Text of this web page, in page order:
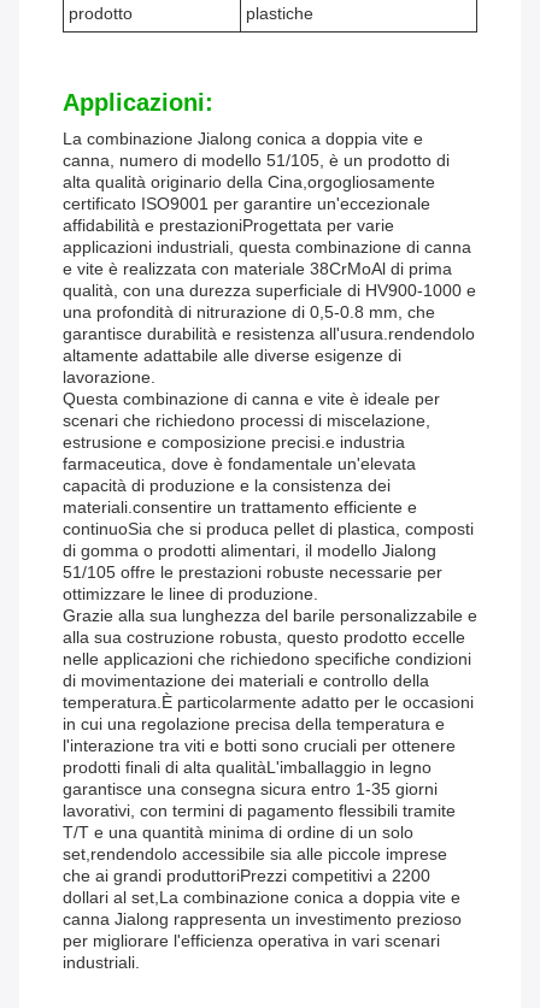
prodotto
plastiche
Applicazioni:
La combinazione Jialong conica a doppia vite e
canna, numero di modello 51/105, è un prodotto di
alta qualità originario della Cina,orgogliosamente
certificato ISO9001 per garantire un'eccezionale
affidabilità e prestazioniProgettata per varie
applicazioni industriali, questa combinazione di canna
e vite è realizzata con materiale 38CrMoAl di prima
qualità, con una durezza superficiale di HV900-1000 e
una profondità di nitrurazione di 0,5-0.8 mm, che
garantisce durabilità e resistenza all'usura.rendendolo
altamente adattabile alle diverse esigenze di
lavorazione.
Questa combinazione di canna e vite è ideale per
scenari che richiedono processi di miscelazione,
estrusione e composizione precisi.e industria
farmaceutica, dove è fondamentale un'elevata
capacità di produzione e la consistenza dei
materiali.consentire un trattamento efficiente e
continuoSia che si produca pellet di plastica, composti
di gomma o prodotti alimentari, il modello Jialong
51/105 offre le prestazioni robuste necessarie per
ottimizzare le linee di produzione.
Grazie alla sua lunghezza del barile personalizzabile e
alla sua costruzione robusta, questo prodotto eccelle
nelle applicazioni che richiedono specifiche condizioni
di movimentazione dei materiali e controllo della
temperatura.È particolarmente adatto per le occasioni
in cui una regolazione precisa della temperatura e
l'interazione tra viti e botti sono cruciali per ottenere
prodotti finali di alta qualitàL'imballaggio in legno
garantisce una consegna sicura entro 1-35 giorni
lavorativi, con termini di pagamento flessibili tramite
T/T e una quantità minima di ordine di un solo
set,rendendolo accessibile sia alle piccole imprese
che ai grandi produttoriPrezzi competitivi a 2200
dollari al set,La combinazione conica a doppia vite e
canna Jialong rappresenta un investimento prezioso
per migliorare l'efficienza operativa in vari scenari
industriali.